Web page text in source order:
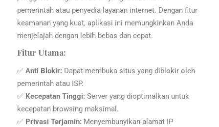
pemerintah atau penyedia layanan internet. Dengan fitur
keamanan yang kuat, aplikasi ini memungkinkan Anda
menjelajah dengan lebih bebas dan cepat.
Fitur Utama:
✅ Anti Blokir: Dapat membuka situs yang diblokir oleh
pemerintah atau ISP.
✅ Kecepatan Tinggi: Server yang dioptimalkan untuk
kecepatan browsing maksimal.
✅ Privasi Terjamin: Menyembunyikan alamat IP